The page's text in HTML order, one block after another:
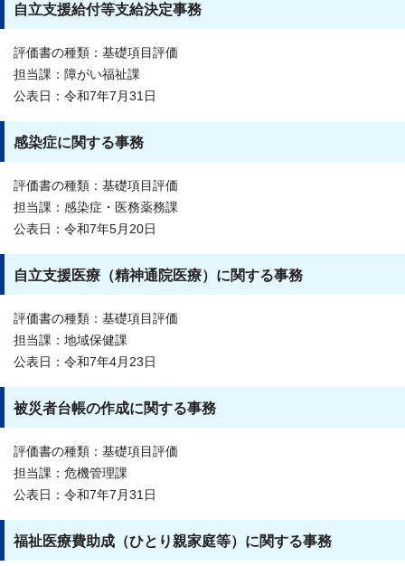
自立支援給付等支給決定事務
評価書の種類：基礎項目評価
担当課：障がい福祉課
公表日：令和7年7月31日
感染症に関する事務
評価書の種類：基礎項目評価
担当課：感染症・医務薬務課
公表日：令和7年5月20日
自立支援医療（精神通院医療）に関する事務
評価書の種類：基礎項目評価
担当課：地域保健課
公表日：令和7年4月23日
被災者台帳の作成に関する事務
評価書の種類：基礎項目評価
担当課：危機管理課
公表日：令和7年7月31日
福祉医療費助成（ひとり親家庭等）に関する事務